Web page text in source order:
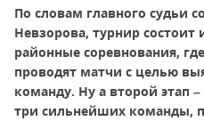
По словам главного судьи
Невзорова, турнир состоит
районные соревнования,
проводят матчи с целью
команду. Ну а второй этап
три сильнейших команды,